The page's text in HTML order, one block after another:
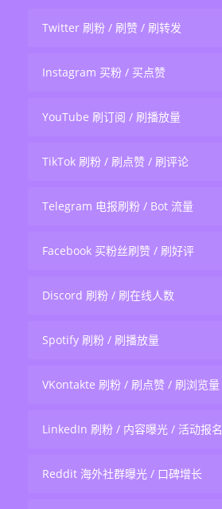
Twitter 刷粉 / 刷赞 / 刷转发
Instagram 买粉 / 买点赞
YouTube 刷订阅 / 刷播放量
TikTok 刷粉 / 刷点赞 / 刷评论
Telegram 电报刷粉 / Bot 流量
Facebook 买粉丝刷赞 / 刷好评
Discord 刷粉 / 刷在线人数
Spotify 刷粉 / 刷播放量
VKontakte 刷粉 / 刷点赞 / 刷浏览量
LinkedIn 刷粉 / 内容曝光 / 活动报名
Reddit 海外社群曝光 / 口碑增长